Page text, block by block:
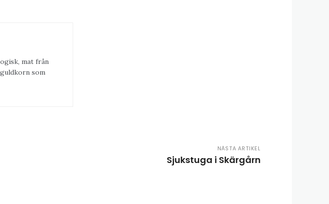
mat från
som
NÄSTA ARTIKEL
Sjukstuga i Skärgårn